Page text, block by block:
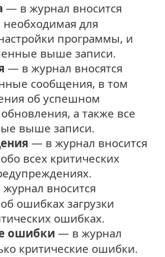
— в журнал вносится
для
программы, и
выше записи.
— в журнал вносятся
сообщения, в том
об успешном
а также все
выше записи.
— в журнал вносится
всех критических
вносится
ошибках загрузки
ошибках.
ошибки — в журнал
критические ошибки.